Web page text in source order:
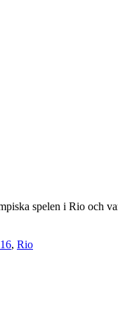
spelen i Rio och
, Rio